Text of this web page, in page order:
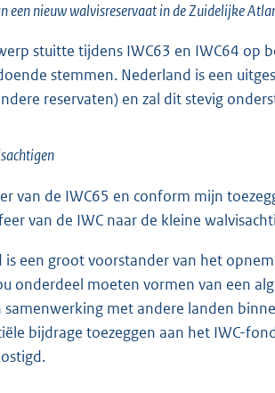
een nieuw walvisreservaat in de Zuidelijke
stuitte tijdens IWC63 en IWC64 op
stemmen. Nederland is een
reservaten) en zal dit stevig
van de IWC65 en conform mijn
van de IWC naar de kleine
is een groot voorstander van het
onderdeel moeten vormen van een
samenwerking met andere landen
bijdrage toezeggen aan het IWC-